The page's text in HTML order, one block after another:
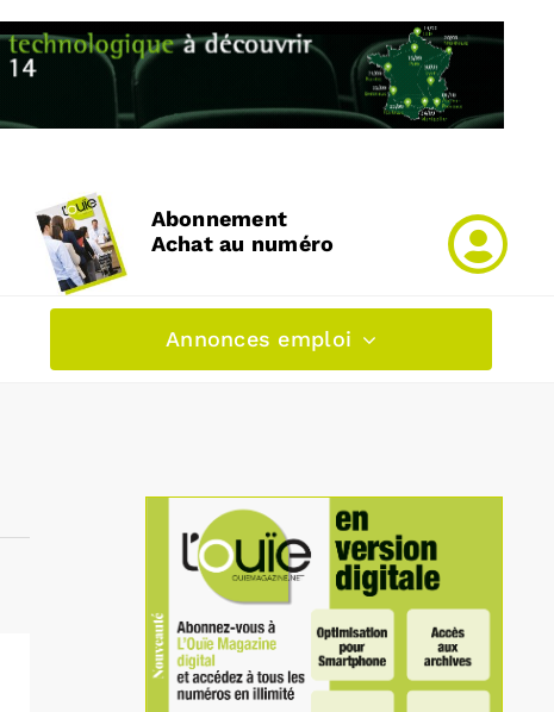
Abonnement
Achat au numéro
Annonces emploi